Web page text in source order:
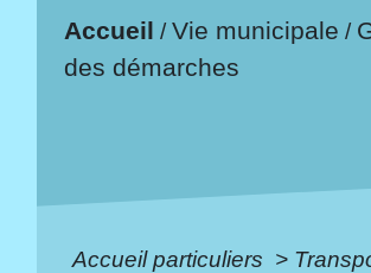
Accueil /Vie municipale /
des démarches
Accueil particuliers >